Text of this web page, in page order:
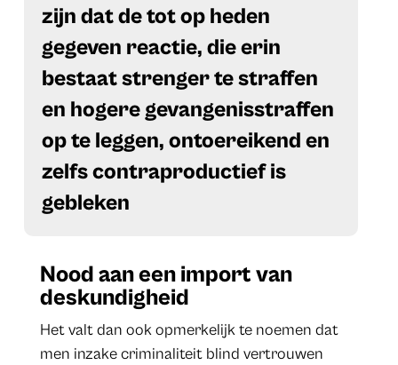
zijn dat de tot op heden
gegeven reactie, die erin
bestaat strenger te straffen
en hogere gevangenisstraffen
op te leggen, ontoereikend en
zelfs contraproductief is
gebleken
Nood aan een import van
deskundigheid
Het valt dan ook opmerkelijk te noemen dat
men inzake criminaliteit blind vertrouwen